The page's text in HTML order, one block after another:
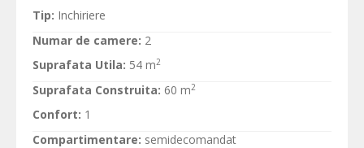
Tip: Inchiriere
Numar de camere: 2
Suprafata Utila: 54 m2
Suprafata Construita: 60 m2
Confort: 1
Compartimentare: semidecomandat